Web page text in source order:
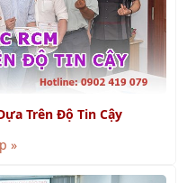
Trên Độ Tin Cậy
»